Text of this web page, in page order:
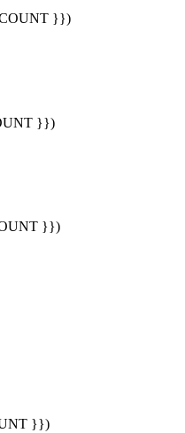
}})
}})
}})
}})